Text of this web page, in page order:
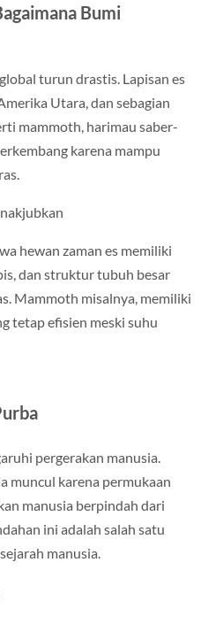
Bumi
turun drastis. Lapisan es
Utara, dan sebagian
mammoth, harimau saber-
karena mampu
hewan zaman es memiliki
dan struktur tubuh besar
Mammoth misalnya, memiliki
tetap efisien meski suhu
pergerakan manusia.
muncul karena permukaan
manusia berpindah dari
ini adalah salah satu
manusia.